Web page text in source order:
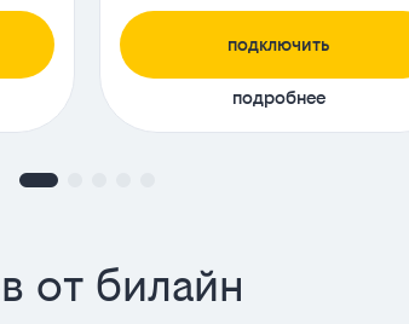
подключить
подробнее
от билайн